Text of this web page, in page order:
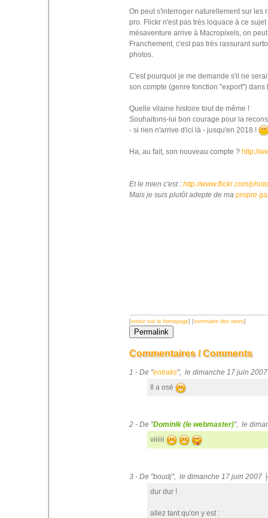
On peut s'interroger naturellement sur les
pro. Flickr n'est pas très loquace à ce
mésaventure arrive à Macropixels, on
Franchement, c'est pas très rassurant
photos.
C'est pourquoi je me demande s'il ne
son compte (genre fonction "export")
Quelle vilaine histoire tout de même !
Souhaitons-lui bon courage pour la
- si rien n'arrive d'ici là - jusqu'en 2018 !
Ha, au fait, son nouveau compte ? http://
Et le mien c'est : http://www.flickr.com/
Mais je suis plutôt adepte de ma propre
[retour sur la homepage] [sommaire des news]
Commentaires / Comments
1 - De "entraks", le dimanche 17 juin
Il a osé
2 - De "Dominik (le webmaster)", le
viiiiii
3 - De "boudj", le dimanche 17 juin 2007
dur dur !
allez tant qu'on y est :